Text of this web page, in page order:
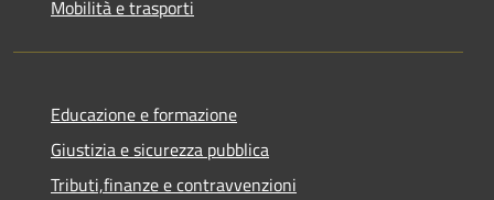
Mobilità e trasporti
Educazione e formazione
Giustizia e sicurezza pubblica
Tributi,finanze e contravvenzioni